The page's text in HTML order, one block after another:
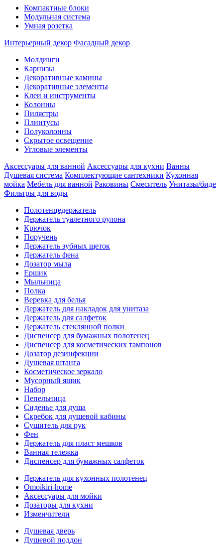
Компактные блоки
Модульная система
Умная розетка
Интерьерный декор Фасадный декор
Молдинги
Карнизы
Декоративные камины
Декоративные элементы
Клеи и инструменты
Колонны
Пилястры
Плинтусы
Полуколонны
Скрытое освещение
Угловые элементы
Аксессуары для ванной Аксессуары для кухни Ванны
Душевая система Комплектующие сантехники Кухонная
мойка Мебель для ванной Раковины Смеситель Унитазы/биде
Фильтры для воды
Полотенцедержатель
Держатель туалетного рулона
Крючок
Поручень
Держатель зубных щеток
Держатель фена
Дозатор мыла
Eршик
Мыльница
Полка
Веревка для белья
Держатель для накладок для унитаза
Держатель для салфеток
Держатель стеклянной полки
Диспенсер для бумажных полотенец
Диспенсер для косметических тампонов
Дозатор дезинфекции
Душевая штанга
Косметическое зеркало
Мусорный ящик
Набор
Пепельница
Сиденье для душа
Скребок для душевой кабины
Сушитель для рук
Фен
Держатель для пласт мешков
Ванная тележка
Диспенсер для бумажных салфеток
Держатель для кухонных полотенец
Omoikiri-home
Аксессуары для мойки
Дозаторы для кухни
Изменчители
Душевая дверь
Душевой поддон